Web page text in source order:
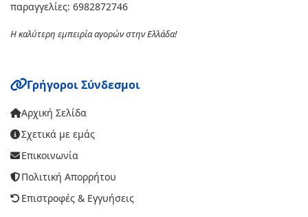
παραγγελίες: 6982872746
Η καλύτερη εμπειρία αγορών στην Ελλάδα!
Γρήγοροι Σύνδεσμοι
Αρχική Σελίδα
Σχετικά με εμάς
Επικοινωνία
Πολιτική Απορρήτου
Επιστροφές & Εγγυήσεις